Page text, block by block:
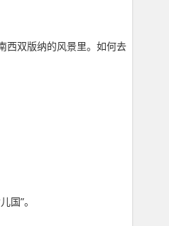
西双版纳的风景里。如何去
国”。